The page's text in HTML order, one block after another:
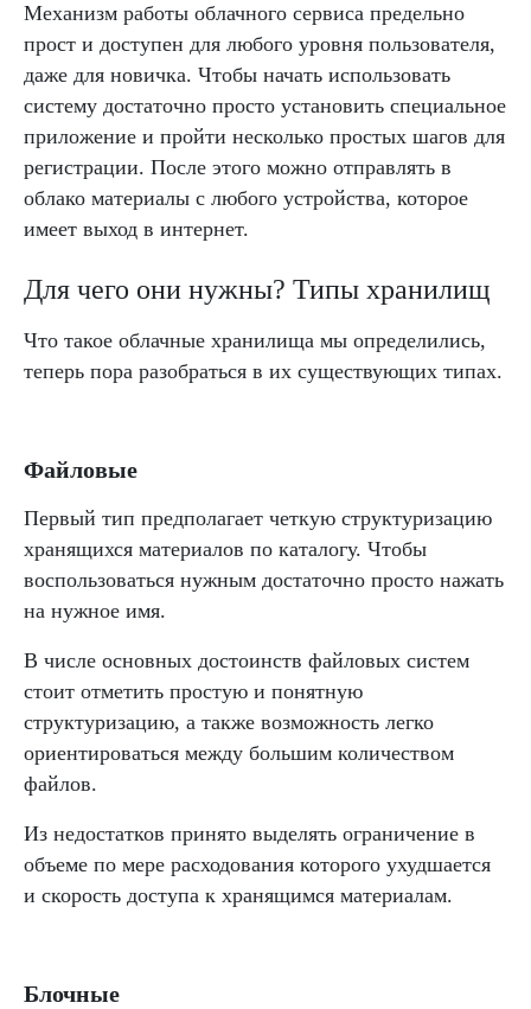
Механизм работы облачного сервиса предельно
прост и доступен для любого уровня пользователя,
даже для новичка. Чтобы начать использовать
систему достаточно просто установить специальное
приложение и пройти несколько простых шагов для
регистрации. После этого можно отправлять в
облако материалы с любого устройства, которое
имеет выход в интернет.
Для чего они нужны? Типы хранилищ
Что такое облачные хранилища мы определились,
теперь пора разобраться в их существующих типах.
Файловые
Первый тип предполагает четкую структуризацию
хранящихся материалов по каталогу. Чтобы
воспользоваться нужным достаточно просто нажать
на нужное имя.
В числе основных достоинств файловых систем
стоит отметить простую и понятную
структуризацию, а также возможность легко
ориентироваться между большим количеством
файлов.
Из недостатков принято выделять ограничение в
объеме по мере расходования которого ухудшается
и скорость доступа к хранящимся материалам.
Блочные